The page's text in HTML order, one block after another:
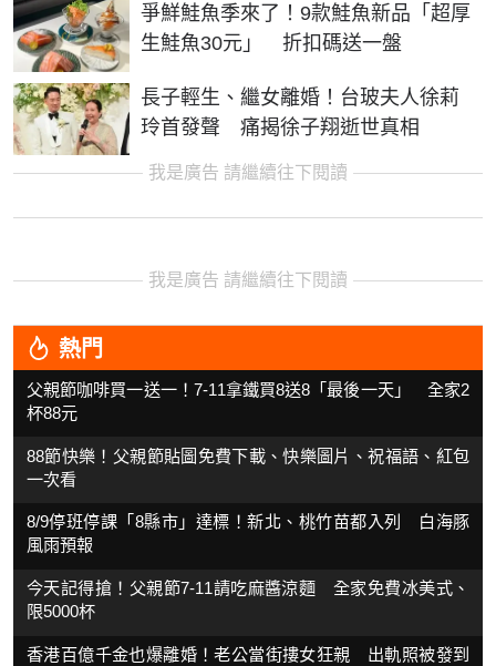
爭鮮鮭魚季來了！9款鮭魚新品「超厚
生鮭魚30元」 折扣碼送一盤
長子輕生、繼女離婚！台玻夫人徐莉
玲首發聲 痛揭徐子翔逝世真相
我是廣告 請繼續往下閱讀
我是廣告 請繼續往下閱讀
熱門
父親節咖啡買一送一！7-11拿鐵買8送8「最後一天」 全家2
杯88元
88節快樂！父親節貼圖免費下載、快樂圖片、祝福語、紅包
一次看
8/9停班停課「8縣市」達標！新北、桃竹苗都入列 白海豚
風雨預報
今天記得搶！父親節7-11請吃麻醬涼麵 全家免費冰美式、
限5000杯
香港百億千金也爆離婚！老公當街摟女狂親 出軌照被發到